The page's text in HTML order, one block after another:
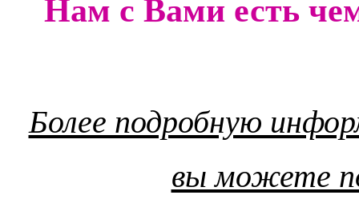
Нам с Вами есть
Более подробную
вы можете